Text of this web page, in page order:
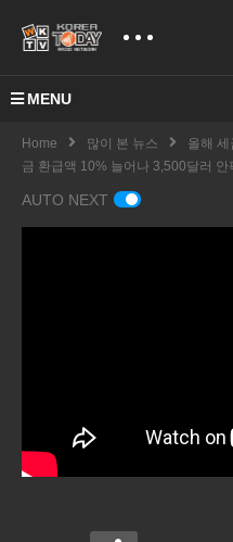
MENU
Home 많이 본 뉴스
올해 세
금 환급액 10% 늘어나 3,500달러 안
AUTO NEXT